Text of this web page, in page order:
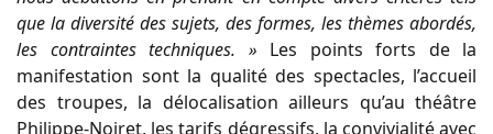
que la diversité des sujets, des formes, les thèmes abordés,
les contraintes techniques. » Les points forts de la
manifestation sont la qualité des spectacles, l’accueil
des troupes, la délocalisation ailleurs qu’au théâtre
Philippe-Noiret, les tarifs dégressifs, la convivialité avec